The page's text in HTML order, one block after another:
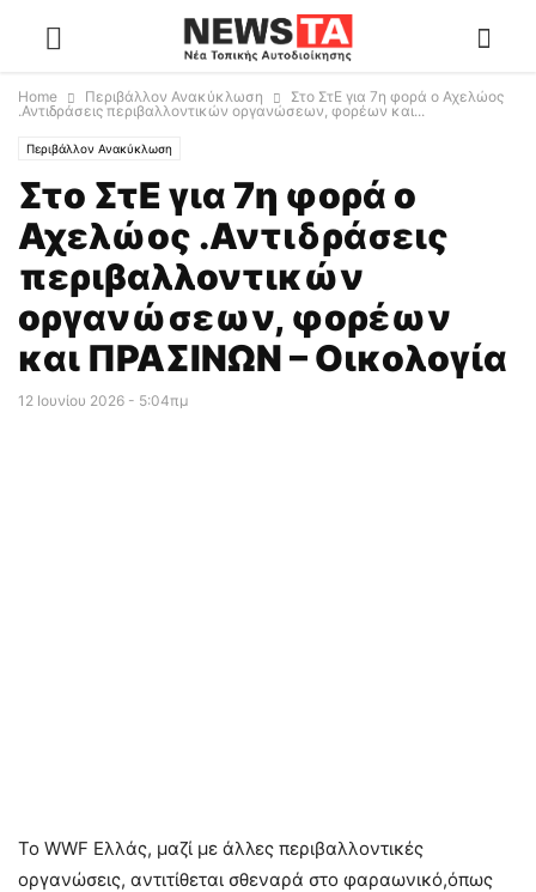
Home Περιβάλλον Ανακύκλωση
Στο ΣτΕ για 7η φορά ο Αχελώος
.Αντιδράσεις περιβαλλοντικών οργανώσεων, φορέων και...
Περιβάλλον Ανακύκλωση
Στο ΣτΕ για 7η φορά ο
Αχελώος .Αντιδράσεις
περιβαλλοντικών
οργανώσεων, φορέων
και ΠΡΑΣΙΝΩΝ – Οικολογία
12 Ιουνίου 2026 - 5:04πμ
Το WWF Ελλάς, μαζί με άλλες περιβαλλοντικές
οργανώσεις, αντιτίθεται σθεναρά στο φαραωνικό,όπως